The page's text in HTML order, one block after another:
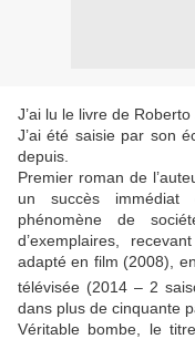
J’ai lu le livre de
J’ai été saisie par son
depuis.
Premier roman de
un succès immédiat
phénomène de
d’exemplaires,
adapté en film (2008),
télévisée (2014 – 2
dans plus de cinquante
Véritable bombe, le